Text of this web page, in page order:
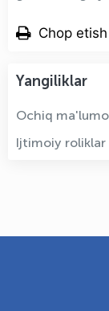
Chop etish
Yangiliklar
Ochiq
Ijtimoiy roliklar